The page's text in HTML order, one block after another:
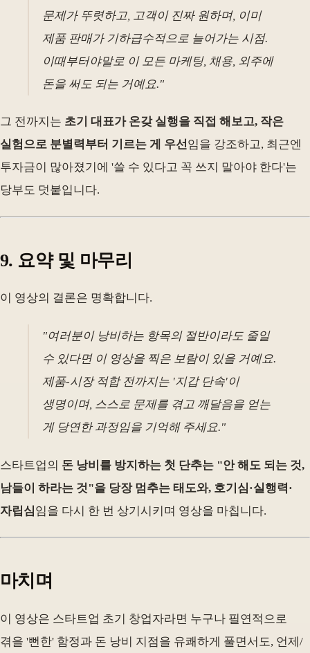
문제가 뚜렷하고, 고객이 진짜 원하며, 이미
제품 판매가 기하급수적으로 늘어가는 시점.
이때부터야말로 이 모든 마케팅, 채용, 외주에
돈을 써도 되는 거예요."
그 전까지는 초기 대표가 온갖 실행을 직접 해보고, 작은
실험으로 분별력부터 기르는 게 우선임을 강조하고, 최근엔
투자금이 많아졌기에 '쓸 수 있다고 꼭 쓰지 말아야 한다'는
당부도 덧붙입니다.
9. 요약 및 마무리
이 영상의 결론은 명확합니다.
"여러분이 낭비하는 항목의 절반이라도 줄일
수 있다면 이 영상을 찍은 보람이 있을 거예요.
제품-시장 적합 전까지는 '지갑 단속'이
생명이며, 스스로 문제를 겪고 깨달음을 얻는
게 당연한 과정임을 기억해 주세요."
스타트업의 돈 낭비를 방지하는 첫 단추는 "안 해도 되는 것,
남들이 하라는 것"을 당장 멈추는 태도와, 호기심·실행력·
자립심임을 다시 한 번 상기시키며 영상을 마칩니다.
마치며
이 영상은 스타트업 초기 창업자라면 누구나 필연적으로
겪을 '뻔한' 함정과 돈 낭비 지점을 유쾌하게 풀면서도, 언제/